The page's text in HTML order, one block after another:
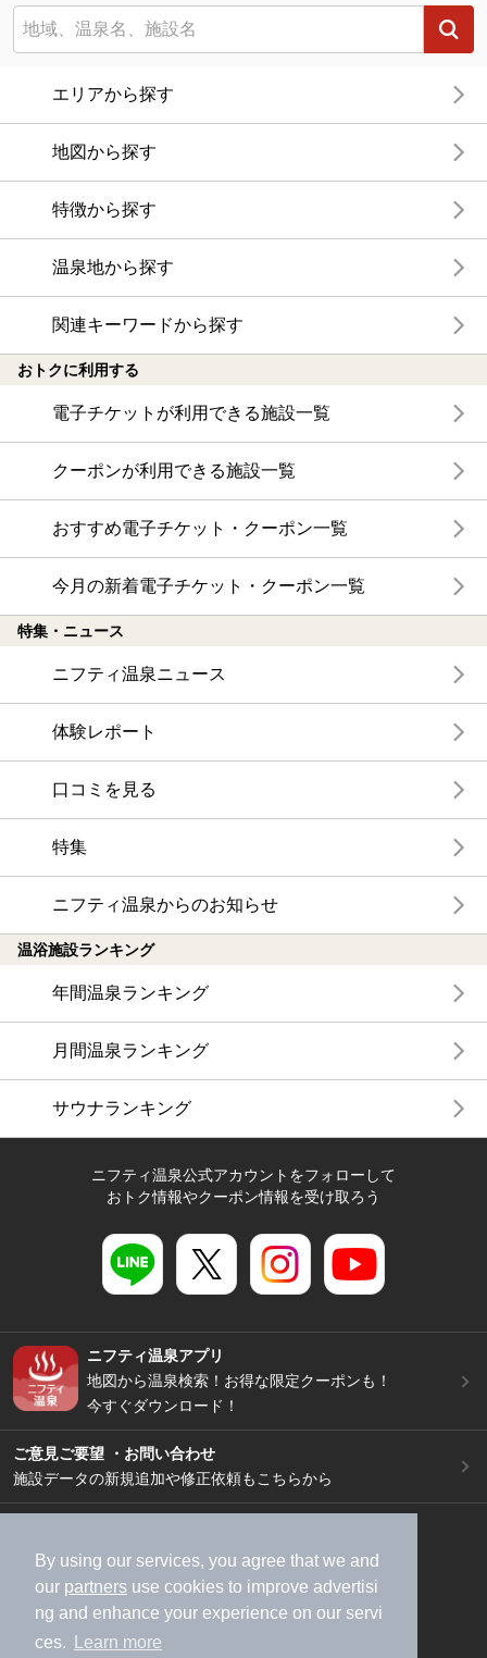
By using our services, you agree that we and
our partners use cookies to improve advertisi
ng and enhance your experience on our servi
ces.
Learn more
エリアから探す
地図から探す
特徴から探す
温泉地から探す
関連キーワードから探す
おトクに利用する
電子チケットが利用できる施設一覧
クーポンが利用できる施設一覧
おすすめ電子チケット・クーポン一覧
今月の新着電子チケット・クーポン一覧
特集・ニュース
ニフティ温泉ニュース
体験レポート
口コミを見る
特集
ニフティ温泉からのお知らせ
温浴施設ランキング
年間温泉ランキング
月間温泉ランキング
サウナランキング
ニフティ温泉公式アカウントをフォローして
おトク情報やクーポン情報を受け取ろう
ニフティ温泉アプリ
地図から温泉検索！お得な限定クーポンも！
今すぐダウンロード！
ご意見ご要望 ・お問い合わせ
施設データの新規追加や修正依頼もこちらから
加盟店募集（資料請求）
広告出稿のご案内
利用規約
ライフスタイルMEMBERS+規約
特定商取引法に基づく表記
ヘルプ
採用情報
運営会社